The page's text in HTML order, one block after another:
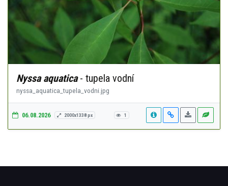
Nyssa aquatica- tupela vodní
nyssa_aquatica_tupela_vodni.jpg
06.08.2026 2000x1338 px 1